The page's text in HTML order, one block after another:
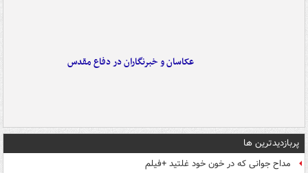
عکاسان و خبرنگاران در دفاع مقدس
پربازدیدترین ها
مداح جوانی که در خون خود غلتید +فیلم